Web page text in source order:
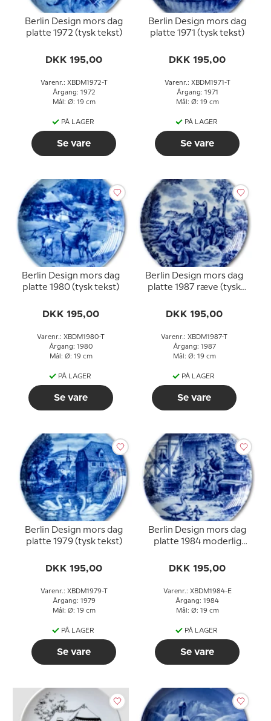
Berlin Design mors dag
platte 1972 (tysk tekst)
DKK 195,00
Varenr.: XBDM1972-T
Årgang: 1972
Mål: Ø: 19 cm
PÅ LAGER
Se vare
Berlin Design mors dag
platte 1971 (tysk tekst)
DKK 195,00
Varenr.: XBDM1971-T
Årgang: 1971
Mål: Ø: 19 cm
PÅ LAGER
Se vare
Berlin Design mors dag
platte 1980 (tysk tekst)
DKK 195,00
Varenr.: XBDM1980-T
Årgang: 1980
Mål: Ø: 19 cm
PÅ LAGER
Se vare
Berlin Design mors dag
platte 1987 ræve (tysk
DKK 195,00
Varenr.: XBDM1987-T
Årgang: 1987
Mål: Ø: 19 cm
PÅ LAGER
Se vare
Berlin Design mors dag
platte 1979 (tysk tekst)
DKK 195,00
Varenr.: XBDM1979-T
Årgang: 1979
Mål: Ø: 19 cm
PÅ LAGER
Se vare
Berlin Design mors dag
platte 1984 moderlig
DKK 195,00
Varenr.: XBDM1984-E
Årgang: 1984
Mål: Ø: 19 cm
PÅ LAGER
Se vare